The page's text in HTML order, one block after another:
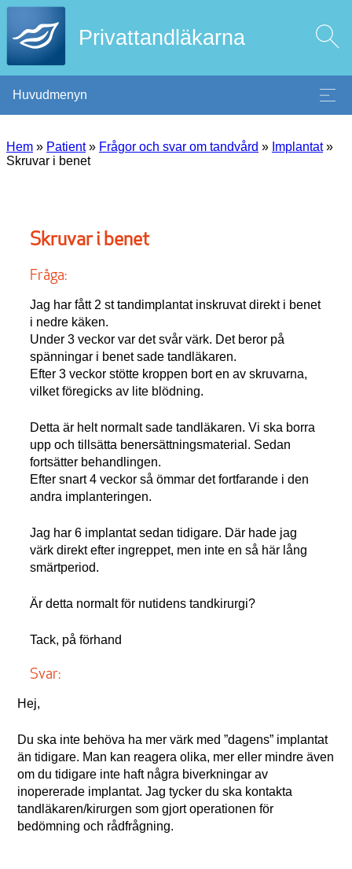
Privattandläkarna
Huvudmenyn
Hem » Patient» Frågor och svar om tandvård » Implantat»
Skruvar i benet
Skruvar i benet
Fråga:
Jag har fått 2 st tandimplantat inskruvat direkt i benet
i nedre käken.
Under 3 veckor var det svår värk. Det beror på
spänningar i benet sade tandläkaren.
Efter 3 veckor stötte kroppen bort en av skruvarna,
vilket föregicks av lite blödning.
Detta är helt normalt sade tandläkaren. Vi ska borra
upp och tillsätta benersättningsmaterial. Sedan
fortsätter behandlingen.
Efter snart 4 veckor så ömmar det fortfarande i den
andra implanteringen.
Jag har 6 implantat sedan tidigare. Där hade jag
värk direkt efter ingreppet, men inte en så här lång
smärtperiod.
Är detta normalt för nutidens tandkirurgi?
Tack, på förhand
Svar:
Hej,
Du ska inte behöva ha mer värk med ”dagens” implantat
än tidigare. Man kan reagera olika, mer eller mindre även
om du tidigare inte haft några biverkningar av
inopererade implantat. Jag tycker du ska kontakta
tandläkaren/kirurgen som gjort operationen för
bedömning och rådfrågning.